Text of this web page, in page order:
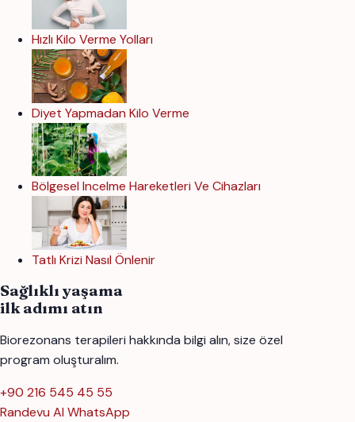
Hızlı Kilo Verme Yolları
Diyet Yapmadan Kilo Verme
Bölgesel Incelme Hareketleri Ve Cihazları
Tatlı Krizi Nasıl Önlenir
Sağlıklı yaşama
ilk adımı atın
Biorezonans terapileri hakkında bilgi alın, size özel
program oluşturalım.
+90 216 545 45 55
Randevu Al WhatsApp